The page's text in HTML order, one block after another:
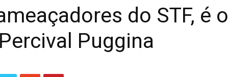
do STF, é o
Puggina